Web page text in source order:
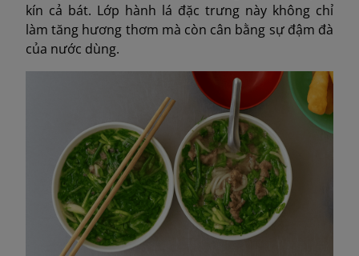
kín cả bát. Lớp hành lá đặc trưng này không chỉ
làm tăng hương thơm mà còn cân bằng sự đậm đà
của nước dùng.